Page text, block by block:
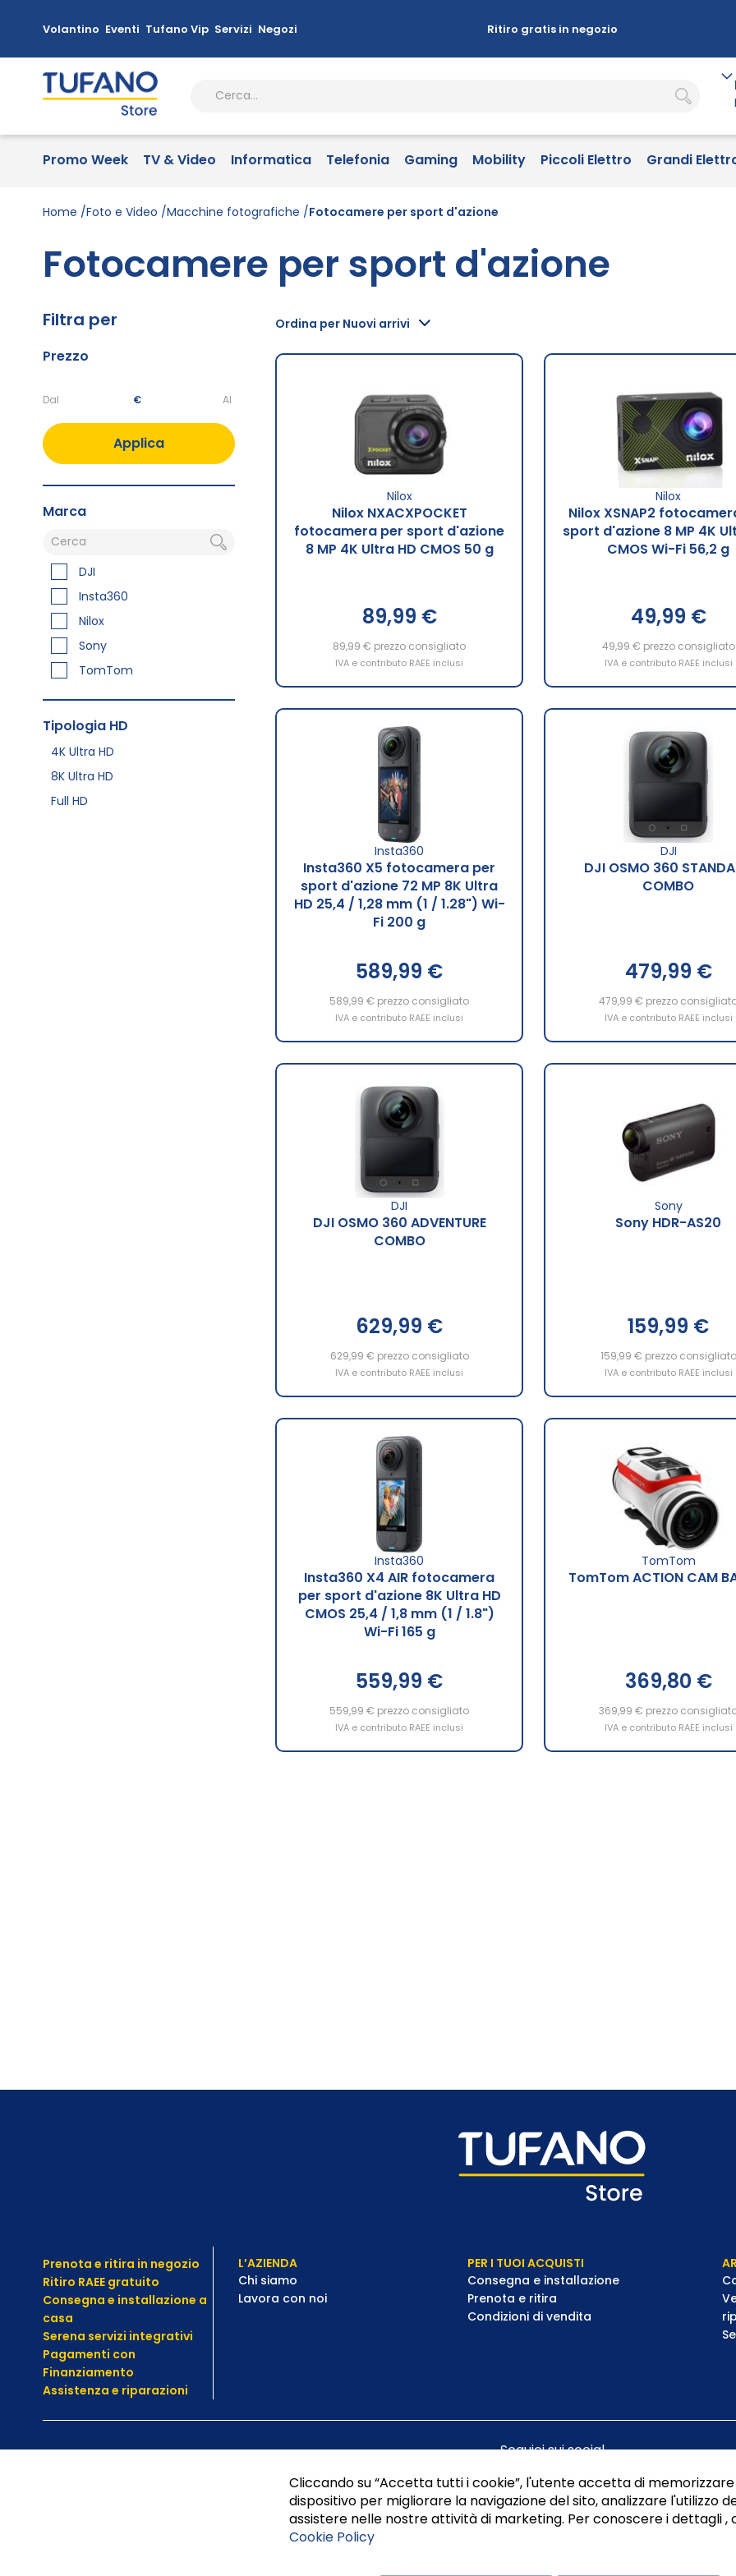
Volantino Eventi Tufano Vip Servizi Negozi Ritiro gratis in negozio
Promo Week TV & Video Informatica Telefonia Gaming Mobility Piccoli Elettro Grandi
Home Foto e Video Macchine fotografiche Fotocamere per sport d'azione
Fotocamere per sport d'azione
Ordina per Nuovi arrivi
Nilox
Nilox NXACXPOCKET
fotocamera per sport d'azione
8 MP 4K Ultra HD CMOS 50 g
89,99 €
89,99 € prezzo consigliato
IVA e contributo RAEE inclusi
Nilox
Nilox XSNAP2
sport d'azione 8 MP 4K
CMOS Wi-Fi 56,2 g
49,99 €
49,99 € prezzo consigliato
IVA e contributo RAEE inclusi
Insta360
Insta360 X5 fotocamera per
sport d'azione 72 MP 8K Ultra
HD 25,4 / 1,28 mm (1 / 1.28") Wi-
Fi 200 g
589,99 €
589,99 € prezzo consigliato
IVA e contributo RAEE inclusi
DJI
DJI OSMO 360
COMBO
479,99 €
479,99 € prezzo
IVA e contributo RAEE inclusi
DJI
DJI OSMO 360 ADVENTURE
COMBO
629,99 €
629,99 € prezzo consigliato
IVA e contributo RAEE inclusi
Sony
Sony HDR-AS20
159,99 €
159,99 € prezzo consigliato
IVA e contributo RAEE inclusi
Insta360
Insta360 X4 AIR fotocamera
per sport d'azione 8K Ultra HD
CMOS 25,4 / 1,8 mm (1 / 1.8")
Wi-Fi 165 g
559,99 €
559,99 € prezzo consigliato
IVA e contributo RAEE inclusi
TomTom
TomTom ACTION CAM
369,80 €
369,99 € prezzo
IVA e contributo RAEE inclusi
Filtra per
Prezzo
€
Applica
Marca
DJI
Insta360
Nilox
Sony
TomTom
Tipologia HD
4K Ultra HD
8K Ultra HD
Full HD
Prenota e ritira in negozio
Ritiro RAEE gratuito
Consegna e installazione a
casa
Serena servizi integrativi
Pagamenti con
Finanziamento
Assistenza e riparazioni
L’AZIENDA
Chi siamo
Lavora con noi
PER I TUOI ACQUISTI
Consegna e installazione
Prenota e ritira
Condizioni di vendita
Seguici sui social
Cliccando su “Accetta tutti i cookie”, l'utente accetta di memorizzare
dispositivo per migliorare la navigazione del sito, analizzare l'utilizzo
assistere nelle nostre attività di marketing. Per conoscere i dettagli ,
Cookie Policy